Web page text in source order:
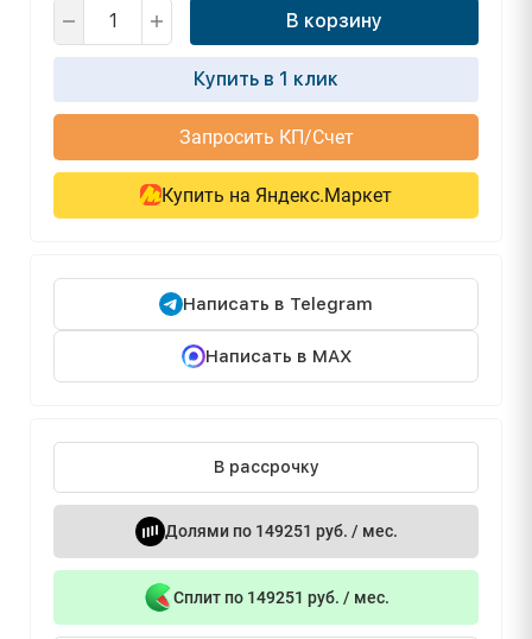
В корзину
Купить в 1 клик
Запросить КП/Счет
Купить на Яндекс.Маркет
Написать в Telegram
Написать в MAX
В рассрочку
Долями по 149251 руб. / мес.
Сплит по 149251 руб. / мес.